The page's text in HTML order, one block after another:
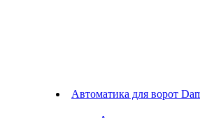
Автоматика для ворот